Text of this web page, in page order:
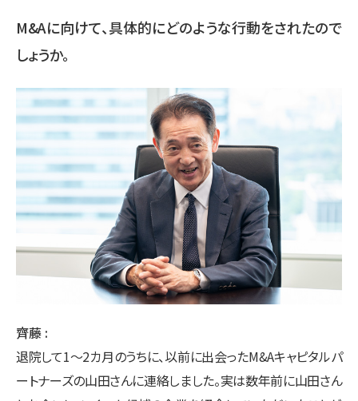
M&Aに向けて、具体的にどのような行動をされたので
しょうか。
齊藤
退院して1〜2カ月のうちに、以前に出会ったM&Aキャピタルパ
ートナーズの山田さんに連絡しました。実は数年前に山田さん